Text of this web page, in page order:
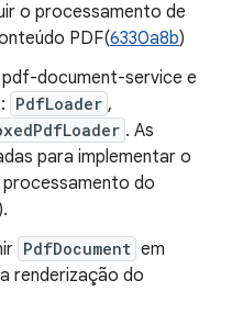
o processamento de
PDF(6330a8b)
document-service e
PdfLoader ,
. As
para implementar o
do
).
PdfDocument em
renderização do